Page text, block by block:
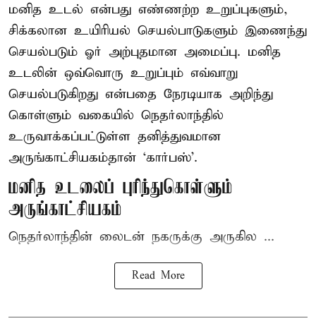
மனித உடல் என்பது எண்ணற்ற உறுப்புகளும்,
சிக்கலான உயிரியல் செயல்பாடுகளும் இணைந்து
செயல்படும் ஓர் அற்புதமான அமைப்பு. மனித
உடலின் ஒவ்வொரு உறுப்பும் எவ்வாறு
செயல்படுகிறது என்பதை நேரடியாக அறிந்து
கொள்ளும் வகையில் நெதர்லாந்தில்
உருவாக்கப்பட்டுள்ள தனித்துவமான
அருங்காட்சியகம்தான் ‘கார்பஸ்’.
மனித உடலைப் புரிந்துகொள்ளும்
அருங்காட்சியகம்
நெதர்லாந்தின் லைடன் நகருக்கு அருகில ...
Read More